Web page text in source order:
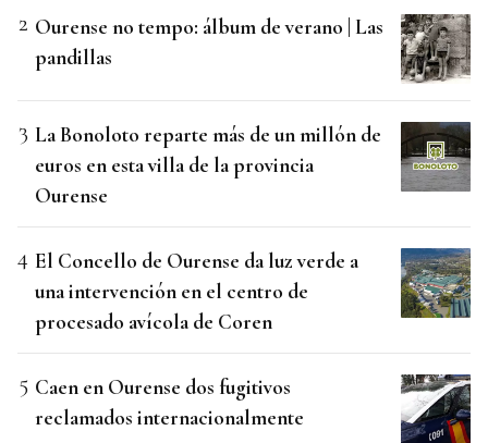
Ourense no tempo: álbum de verano | Las
pandillas
La Bonoloto reparte más de un millón de
euros en esta villa de la provincia
Ourense
El Concello de Ourense da luz verde a
una intervención en el centro de
procesado avícola de Coren
Caen en Ourense dos fugitivos
reclamados internacionalmente